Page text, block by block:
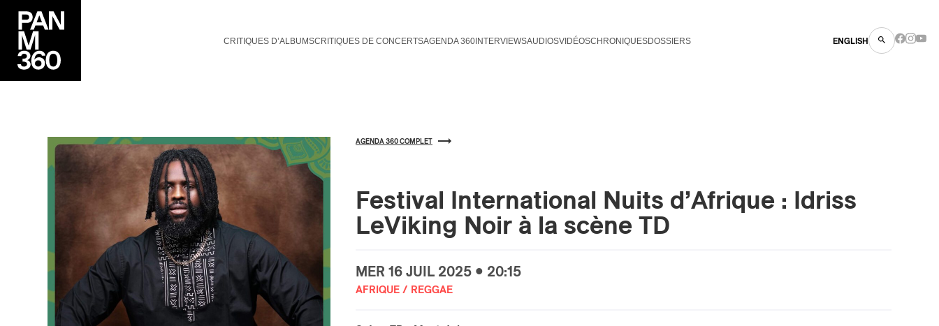
CRITIQUES D’ALBUMSCRITIQUES DE CONCERTSAGENDA 360INTERVIEWSAUDIOSVIDÉOSCHRONIQUESDOSSIERS ENGLISH
AGENDA 360 COMPLET
Festival International Nuits d’Afrique : Idriss
LeViking Noir à la scène TD
MER 16 JUIL 2025 • 20:15
AFRIQUE / REGGAE